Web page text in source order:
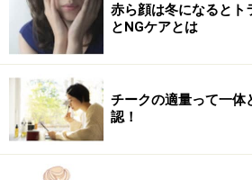
赤ら顔は冬になるとト
とNGケアとは
チークの適量って一体
認！